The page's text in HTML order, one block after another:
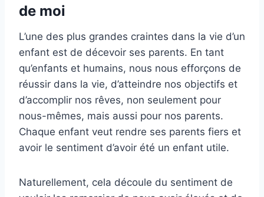
de moi
L’une des plus grandes craintes dans la vie d’un
enfant est de décevoir ses parents. En tant
qu’enfants et humains, nous nous efforçons de
réussir dans la vie, d’atteindre nos objectifs et
d’accomplir nos rêves, non seulement pour
nous-mêmes, mais aussi pour nos parents.
Chaque enfant veut rendre ses parents fiers et
avoir le sentiment d’avoir été un enfant utile.
Naturellement, cela découle du sentiment de